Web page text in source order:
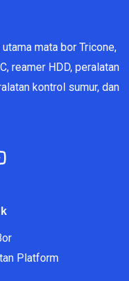
mata bor Tricone,
reamer HDD, peralatan
kontrol sumur, dan
Platform